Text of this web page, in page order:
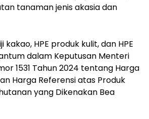
tanaman jenis akasia dan
kakao, HPE produk kulit, dan HPE
dalam Keputusan Menteri
1531 Tahun 2024 tentang Harga
Harga Referensi atas Produk
yang Dikenakan Bea